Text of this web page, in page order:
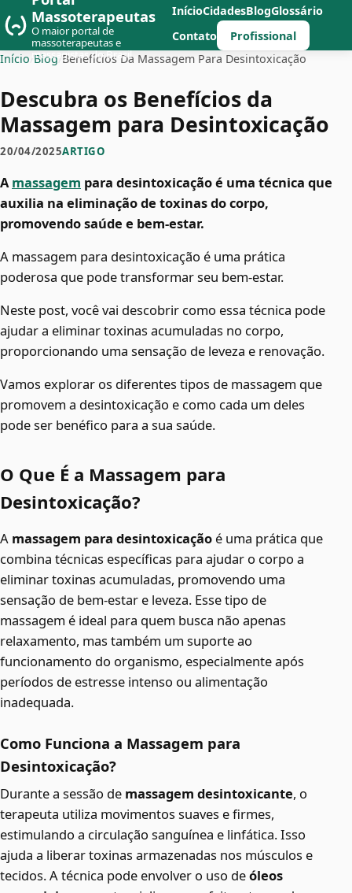
Massoterapeutas
O maior portal de
massoterapeutas e
massagistas do Brasil
InícioCidadesBlogGlossário
Contato
Profissional
Início Blog/Benefícios Da Massagem Para Desintoxicação
Descubra os Benefícios da
Massagem para Desintoxicação
20/04/2025ARTIGO
Amassagem para desintoxicação é uma técnica que
auxilia na eliminação de toxinas do corpo,
promovendo saúde e bem-estar.
A massagem para desintoxicação é uma prática
poderosa que pode transformar seu bem-estar.
Neste post, você vai descobrir como essa técnica pode
ajudar a eliminar toxinas acumuladas no corpo,
proporcionando uma sensação de leveza e renovação.
Vamos explorar os diferentes tipos de massagem que
promovem a desintoxicação e como cada um deles
pode ser benéfico para a sua saúde.
O Que É a Massagem para
Desintoxicação?
A massagem para desintoxicação é uma prática que
combina técnicas específicas para ajudar o corpo a
eliminar toxinas acumuladas, promovendo uma
sensação de bem-estar e leveza. Esse tipo de
massagem é ideal para quem busca não apenas
relaxamento, mas também um suporte ao
funcionamento do organismo, especialmente após
períodos de estresse intenso ou alimentação
inadequada.
Como Funciona a Massagem para
Desintoxicação?
Durante a sessão de massagem desintoxicante, o
terapeuta utiliza movimentos suaves e firmes,
estimulando a circulação sanguínea e linfática. Isso
ajuda a liberar toxinas armazenadas nos músculos e
tecidos. A técnica pode envolver o uso deóleos